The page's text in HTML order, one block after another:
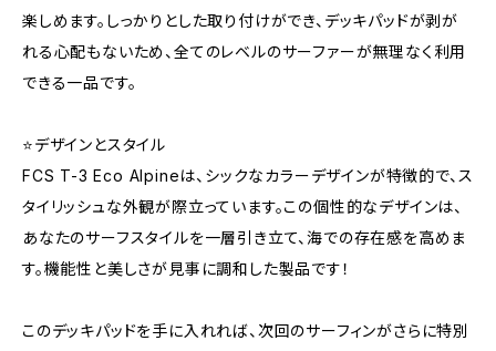
楽しめます。しっかりとした取り付けができ、デッキパッドが剥が
れる心配もないため、全てのレベルのサーファーが無理なく利用
できる一品です。
⭐️デザインとスタイル
FCS T-3 Eco Alpineは、シックなカラーデザインが特徴的で、ス
タイリッシュな外観が際立っています。この個性的なデザインは、
あなたのサーフスタイルを一層引き立て、海での存在感を高めま
す。機能性と美しさが見事に調和した製品です！
このデッキパッドを手に入れれば、次回のサーフィンがさらに特別